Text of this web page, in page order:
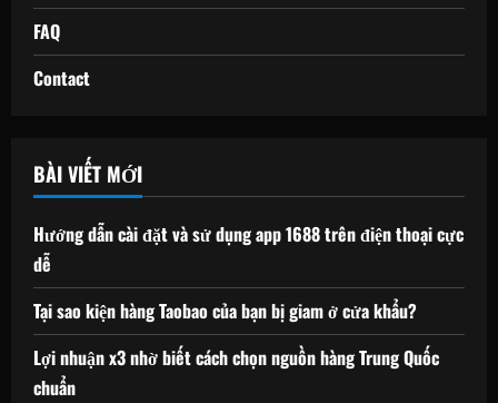
FAQ
Contact
BÀI VIẾT MỚI
Hướng dẫn cài đặt và sử dụng app 1688 trên điện thoại cực
dễ
Tại sao kiện hàng Taobao của bạn bị giam ở cửa khẩu?
Lợi nhuận x3 nhờ biết cách chọn nguồn hàng Trung Quốc
chuẩn